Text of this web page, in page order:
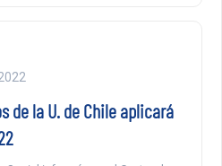
de la U. de Chile aplicará